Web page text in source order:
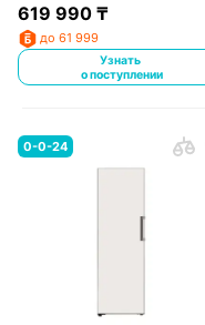
619 990₸
до 61 999
Узнать
о поступлении
0-0-24